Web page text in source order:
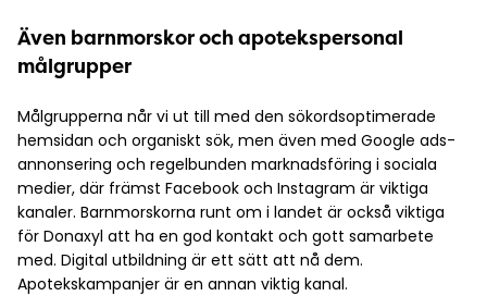
Även barnmorskor och apotekspersonal
målgrupper
Målgrupperna når vi ut till med den sökordsoptimerade
hemsidan och organiskt sök, men även med Google ads-
annonsering och regelbunden marknadsföring i sociala
medier, där främst Facebook och Instagram är viktiga
kanaler. Barnmorskorna runt om i landet är också viktiga
för Donaxyl att ha en god kontakt och gott samarbete
med. Digital utbildning är ett sätt att nå dem.
Apotekskampanjer är en annan viktig kanal.